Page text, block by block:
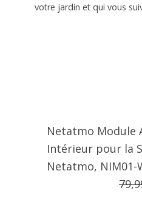
votre jardin et qui vous
Netatmo Module
Intérieur pour la
Netatmo, NIM01-